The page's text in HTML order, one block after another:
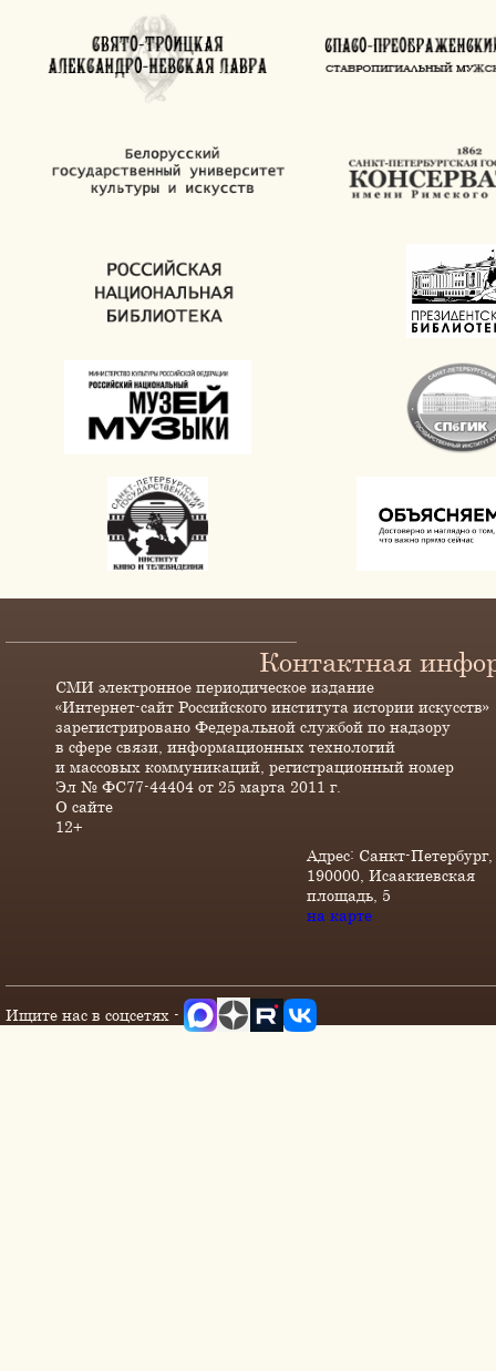
Контактная
СМИ электронное периодическое издание
«Интернет-сайт Российского института истории искусств»
зарегистрировано Федеральной службой по надзору
в сфере связи, информационных технологий
и массовых коммуникаций, регистрационный номер
Эл № ФС77-44404 от 25 марта 2011 г.
О сайте
12+
Адрес: Санкт-Петербург,
190000, Исаакиевская
площадь, 5
на карте
Ищите нас в соцсетях -